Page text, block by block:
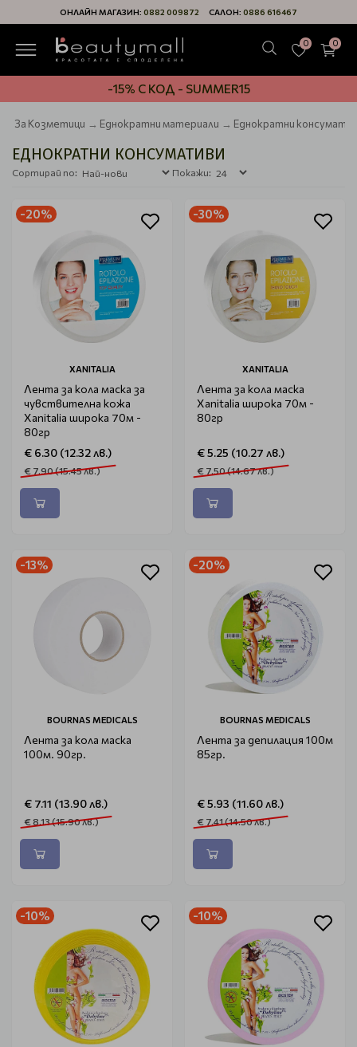
ОНЛАЙН МАГАЗИН: 0882 009872 САЛОН: 0886 616467
0 0
-15% С КОД - SUMMER15
За Козметици Еднократни материали Еднократни
ЕДНОКРАТНИ КОНСУМАТИВИ
Сортирай по: Покажи:
-20%
XANITALIA
Лента за кола маска за
чувствителна кожа
Xanitalia широка 70м -
80гр
€ 6.30 (12.32 лв.)
€ 7.90 (15.45 лв.)
-30%
XANITALIA
Лента за кола маска
Xanitalia широка 70м -
80гр
€ 5.25 (10.27 лв.)
€ 7.50 (14.67 лв.)
-13%
BOURNAS MEDICALS
Лента за кола маска
100м. 90гр.
€ 7.11 (13.90 лв.)
€ 8.13 (15.90 лв.)
-20%
BOURNAS MEDICALS
Лента за депилация 100м
85гр.
€ 5.93 (11.60 лв.)
€ 7.41 (14.50 лв.)
-10% -10%